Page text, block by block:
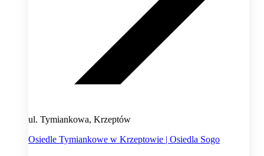
ul. Tymiankowa, Krzeptów
Osiedle Tymiankowe w Krzeptowie | Osiedla Sogo